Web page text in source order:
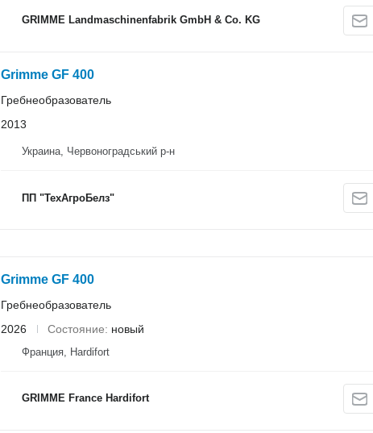
GRIMME Landmaschinenfabrik GmbH & Co. KG
Grimme GF 400
Гребнеобразователь
2013
Украина, Червоноградський р-н
ПП "ТехАгроБелз"
Grimme GF 400
Гребнеобразователь
2026
Состояние новый
Франция, Hardifort
GRIMME France Hardifort